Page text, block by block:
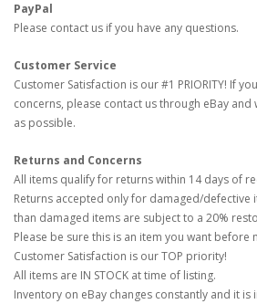
PayPal
Please contact us if you have any questions.
Customer Service
Customer Satisfaction is our #1 PRIORITY! If
concerns, please contact us through eBay
as possible.
Returns and Concerns
All items qualify for returns within 14 days of
Returns accepted only for damaged/defective
than damaged items are subject to a 20%
Please be sure this is an item you want before
Customer Satisfaction is our TOP priority!
All items are IN STOCK at time of listing.
Inventory on eBay changes constantly and it